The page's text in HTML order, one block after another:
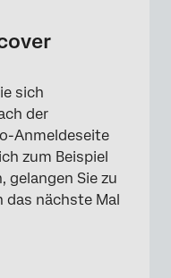
×
sich
der
Anmeldeseite
zum Beispiel
gelangen Sie zu
das nächste Mal